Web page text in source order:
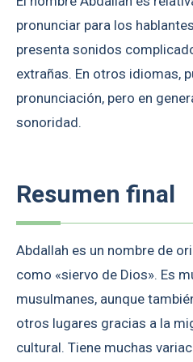
pronunciar para los
presenta sonidos
extrañas. En otros idiomas,
pronunciación, pero en
sonoridad.
Resumen final
Abdallah es un nombre de
como «siervo de Dios». Es
musulmanes, aunque
otros lugares gracias a la
cultural. Tiene muchas